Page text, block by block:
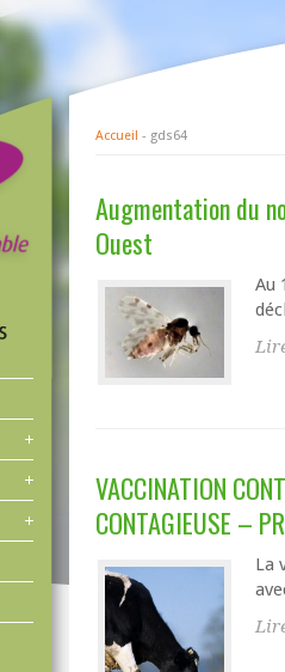
Accueil - gds64
Augmentation du
Ouest
Au
VACCINATION
CONTAGIEUSE –
La